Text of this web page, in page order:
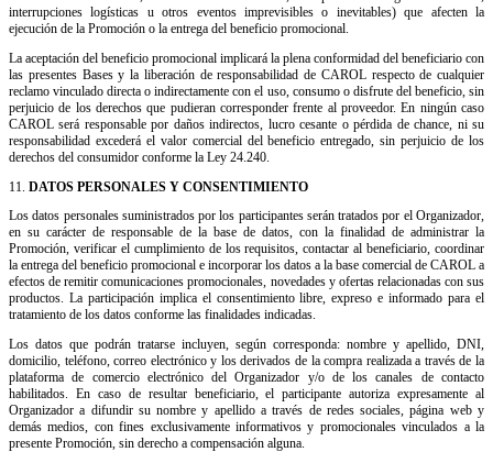
interrupciones logísticas u otros eventos imprevisibles o inevitables) que afecten la
ejecución de la Promoción o la entrega del beneficio promocional.
La aceptación del beneficio promocional implicará la plena conformidad del beneficiario con
las presentes Bases y la liberación de responsabilidad de CAROL respecto de cualquier
reclamo vinculado directa o indirectamente con el uso, consumo o disfrute del beneficio, sin
perjuicio de los derechos que pudieran corresponder frente al proveedor. En ningún caso
CAROL será responsable por daños indirectos, lucro cesante o pérdida de chance, ni su
responsabilidad excederá el valor comercial del beneficio entregado, sin perjuicio de los
derechos del consumidor conforme la Ley 24.240.
11. DATOS PERSONALES Y CONSENTIMIENTO
Los datos personales suministrados por los participantes serán tratados por el Organizador,
en su carácter de responsable de la base de datos, con la finalidad de administrar la
Promoción, verificar el cumplimiento de los requisitos, contactar al beneficiario, coordinar
la entrega del beneficio promocional e incorporar los datos a la base comercial de CAROL a
efectos de remitir comunicaciones promocionales, novedades y ofertas relacionadas con sus
productos. La participación implica el consentimiento libre, expreso e informado para el
tratamiento de los datos conforme las finalidades indicadas.
Los datos que podrán tratarse incluyen, según corresponda: nombre y apellido, DNI,
domicilio, teléfono, correo electrónico y los derivados de la compra realizada a través de la
plataforma de comercio electrónico del Organizador y/o de los canales de contacto
habilitados. En caso de resultar beneficiario, el participante autoriza expresamente al
Organizador a difundir su nombre y apellido a través de redes sociales, página web y
demás medios, con fines exclusivamente informativos y promocionales vinculados a la
presente Promoción, sin derecho a compensación alguna.